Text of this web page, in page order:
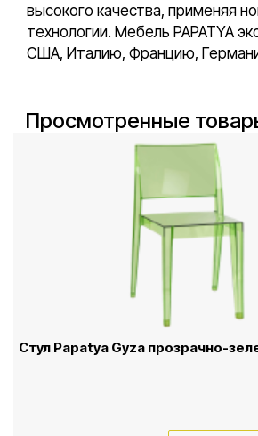
высокого качества, применяя
технологии. Мебель PAPATYA
США, Италию, Францию,
Просмотренные
Стул Papatya Gyza прозрачно-